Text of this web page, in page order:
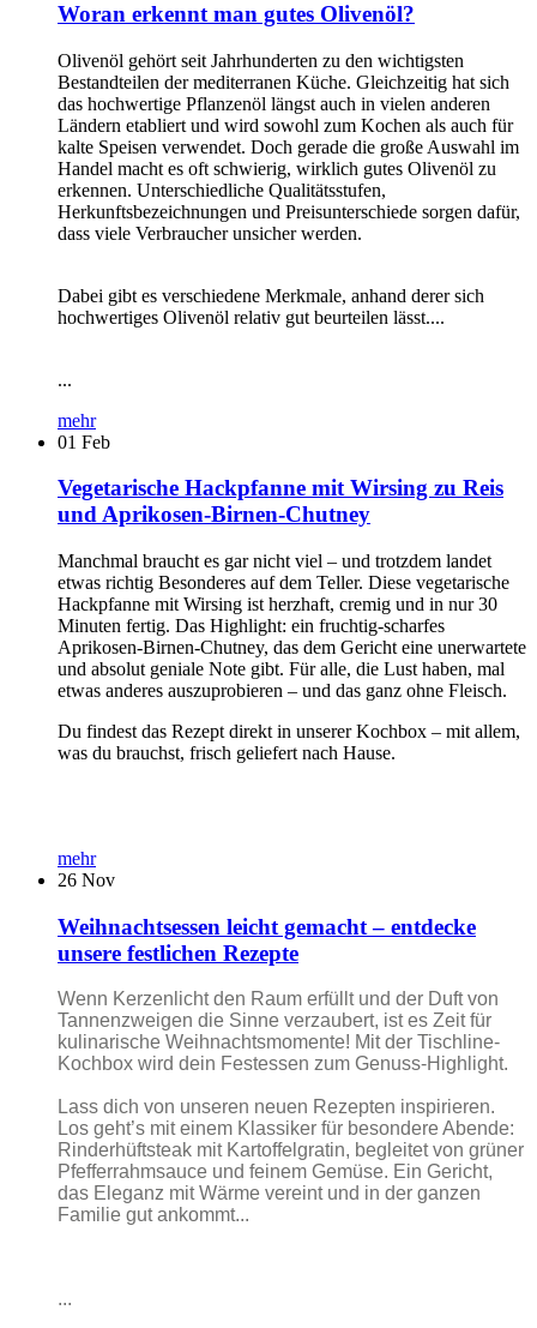
Woran erkennt man gutes Olivenöl?
Olivenöl gehört seit Jahrhunderten zu den wichtigsten
Bestandteilen der mediterranen Küche. Gleichzeitig hat sich
das hochwertige Pflanzenöl längst auch in vielen anderen
Ländern etabliert und wird sowohl zum Kochen als auch für
kalte Speisen verwendet. Doch gerade die große Auswahl im
Handel macht es oft schwierig, wirklich gutes Olivenöl zu
erkennen. Unterschiedliche Qualitätsstufen,
Herkunftsbezeichnungen und Preisunterschiede sorgen dafür,
dass viele Verbraucher unsicher werden.
Dabei gibt es verschiedene Merkmale, anhand derer sich
hochwertiges Olivenöl relativ gut beurteilen lässt....
...
mehr
01 Feb
Vegetarische Hackpfanne mit Wirsing zu Reis
und Aprikosen-Birnen-Chutney
Manchmal braucht es gar nicht viel – und trotzdem landet
etwas richtig Besonderes auf dem Teller. Diese vegetarische
Hackpfanne mit Wirsing ist herzhaft, cremig und in nur 30
Minuten fertig. Das Highlight: ein fruchtig-scharfes
Aprikosen-Birnen-Chutney, das dem Gericht eine unerwartete
und absolut geniale Note gibt. Für alle, die Lust haben, mal
etwas anderes auszuprobieren – und das ganz ohne Fleisch.
Du findest das Rezept direkt in unserer Kochbox – mit allem,
was du brauchst, frisch geliefert nach Hause.
mehr
26 Nov
Weihnachtsessen leicht gemacht – entdecke
unsere festlichen Rezepte
Wenn Kerzenlicht den Raum erfüllt und der Duft von
Tannenzweigen die Sinne verzaubert, ist es Zeit für
kulinarische Weihnachtsmomente! Mit der Tischline-
Kochbox wird dein Festessen zum Genuss-Highlight.
Lass dich von unseren neuen Rezepten inspirieren.
Los geht’s mit einem Klassiker für besondere Abende:
Rinderhüftsteak mit Kartoffelgratin, begleitet von grüner
Pfefferrahmsauce und feinem Gemüse. Ein Gericht,
das Eleganz mit Wärme vereint und in der ganzen
Familie gut ankommt...
...